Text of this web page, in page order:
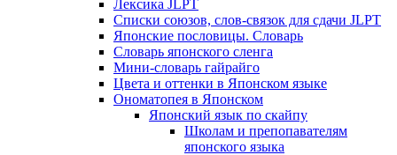
Лексика JLPT
Списки союзов, слов-связок для сдачи JLPT
Японские пословицы. Словарь
Словарь японского сленга
Мини-словарь гайрайго
Цвета и оттенки в Японском языке
Ономатопея в Японском
Японский язык по скайпу
Школам и препопавателям
японского языка